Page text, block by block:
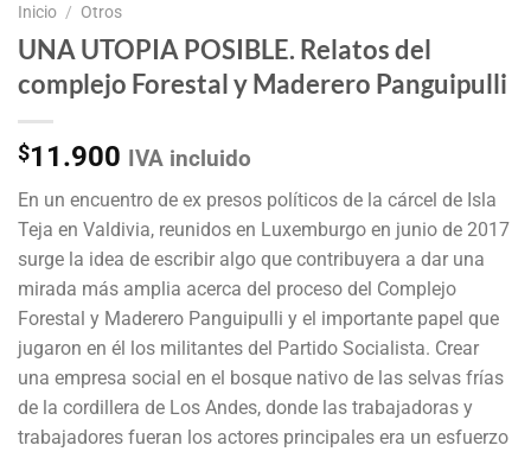
Inicio / Otros
UNA UTOPIA POSIBLE. Relatos del
complejo Forestal y Maderero Panguipulli
$11.900 IVA incluido
En un encuentro de ex presos políticos de la cárcel de Isla
Teja en Valdivia, reunidos en Luxemburgo en junio de 2017
surge la idea de escribir algo que contribuyera a dar una
mirada más amplia acerca del proceso del Complejo
Forestal y Maderero Panguipulli y el importante papel que
jugaron en él los militantes del Partido Socialista. Crear
una empresa social en el bosque nativo de las selvas frías
de la cordillera de Los Andes, donde las trabajadoras y
trabajadores fueran los actores principales era un esfuerzo